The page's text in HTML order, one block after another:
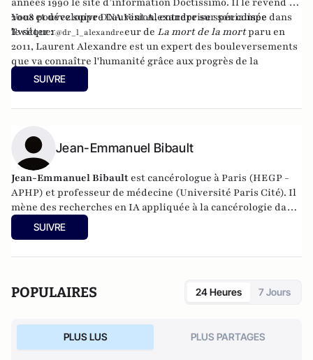
2008 et développeDNA Vision, entreprise spécialisée dans
le séquençage ADN. Auteur de La mort de la mortparu en
2011, Laurent Alexandre est un expert des bouleversements
que va connaître l'humanité grâce aux progrès de la
biotechnologie.
Vous pouvez suivre Laurent Alexandre sur son compe
Twitter :@dr_l_alexandre
SUIVRE
Jean-Emmanuel Bibault
Jean-Emmanuel Bibault est cancérologue à Paris (HEGP -
APHP) et professeur de médecine (Université Paris Cité). Il
mène des recherches en IA appliquée à la cancérologie dans
un laboratoire INSERM après avoir travaillé à Stanford en
Californie. Il est auteur d’une centaine d’articles de
SUIVRE
POPULAIRES 24 Heures 7 Jours
PLUS LUS PLUS PARTAGES